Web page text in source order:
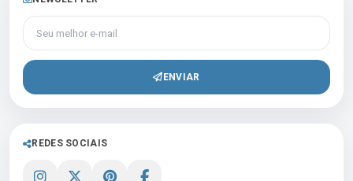
Seu melhor e-mail
ENVIAR
REDES SOCIAIS